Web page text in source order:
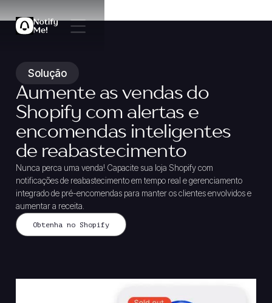
Solução
Aumente as vendas do
Shopify com alertas e
encomendas inteligentes
de reabastecimento
Nunca perca uma venda! Capacite sua loja Shopify com
notificações de reabastecimento em tempo real e gerenciamento
integrado de pré-encomendas para manter os clientes envolvidos e
aumentar a receita.
Obtenha no Shopify